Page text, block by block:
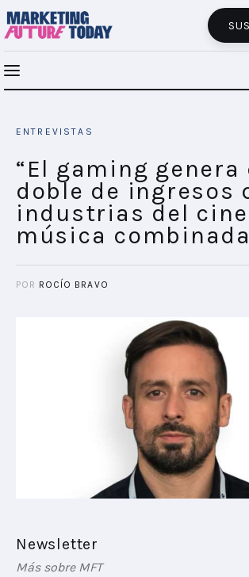
combinadas”
SHARE POST
INSIGHTS
FUTURE BRAND LAB
PODCAST
PLAYBOOKS
NOVEDADES DE LOS
ENTREVISTAS
“El gaming genera
doble de ingresos
industrias del cine
música
POR ROCÍO BRAVO
Newsletter
Más sobre MFT